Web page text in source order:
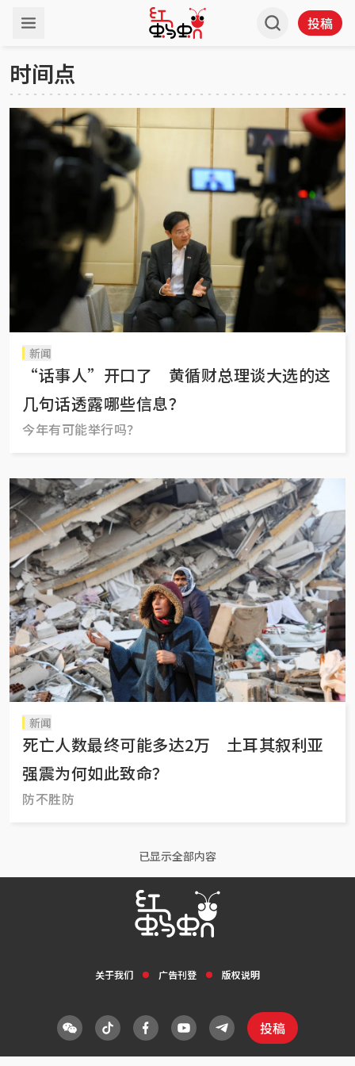
投稿
时间点
新闻
“话事人”开口了 黄循财总理谈大选的这
几句话透露哪些信息？
今年有可能举行吗？
新闻
死亡人数最终可能多达2万 土耳其叙利亚
强震为何如此致命？
防不胜防
已显示全部内容
关于我们 广告刊登 版权说明
投稿